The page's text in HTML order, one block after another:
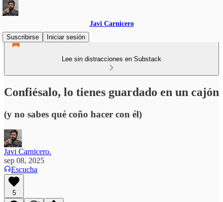
Javi Carnicero
Suscribirse
Iniciar sesión
Lee sin distracciones en Substack
Confiésalo, lo tienes guardado en un cajón
(y no sabes qué coño hacer con él)
Javi Carnicero.
sep 08, 2025
Escucha
5